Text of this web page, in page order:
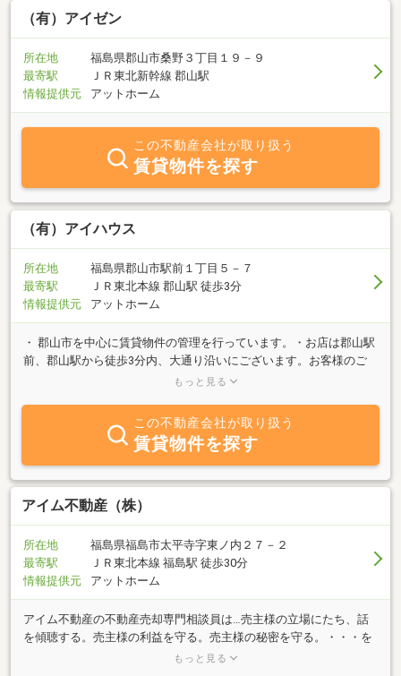
（有）アイゼン
所在地
福島県郡山市桑野３丁目１９－９
最寄駅
ＪＲ東北新幹線 郡山駅
情報提供元
アットホーム
この不動産会社が取り扱う
賃貸物件を探す
（有）アイハウス
所在地
福島県郡山市駅前１丁目５－７
最寄駅
ＪＲ東北本線 郡山駅 徒歩3分
情報提供元
アットホーム
・ 郡山市を中心に賃貸物件の管理を行っています。・お店は郡山駅
前、郡山駅から徒歩3分内、大通り沿いにございます。お客様のご
要望に合った物件をご紹介できるよう、スタッフ一同誠心誠意を持
す。不動産に関することなら何なりとご相談下さい。宜しくお願い
もっと見る
この不動産会社が取り扱う
賃貸物件を探す
アイム不動産（株）
所在地
福島県福島市太平寺字東ノ内２７－２
最寄駅
ＪＲ東北本線 福島駅 徒歩30分
情報提供元
アットホーム
アイム不動産の不動産売却専門相談員は…売主様の立場にたち、話
を傾聴する。売主様の利益を守る。売主様の秘密を守る。・・・を
基本的使命としています。 ◆無料査定をして欲し
もっと見る